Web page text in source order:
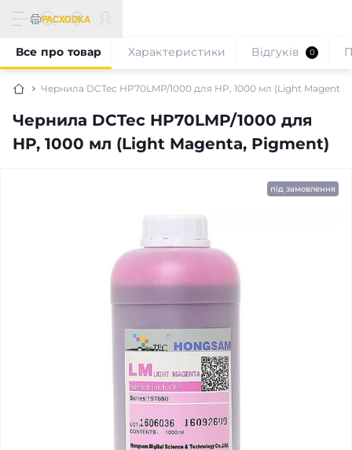
Чернила DCTec HP70LMP/1000 для HP, 1000 мл (Light
Чернила DCTec HP70LMP/1000 для
HP, 1000 мл (Light Magenta, Pigment)
Все про товар Характеристики Відгуків 0
під замовлення